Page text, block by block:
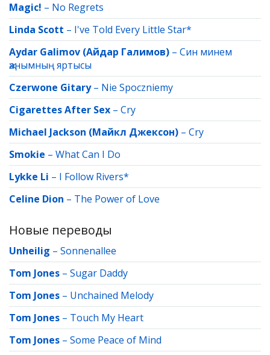
Magic! – No Regrets
Linda Scott – I've Told Every Little Star*
Aydar Galimov (Айдар Галимов) – Син минем
җанымның яртысы
Czerwone Gitary– Nie Spoczniemy
Cigarettes After Sex – Cry
Michael Jackson (Майкл Джексон) – Cry
Smokie – What Can I Do
Lykke Li – I Follow Rivers*
Celine Dion – The Power of Love
Новые переводы
Unheilig – Sonnenallee
Tom Jones – Sugar Daddy
Tom Jones – Unchained Melody
Tom Jones – Touch My Heart
Tom Jones – Some Peace of Mind